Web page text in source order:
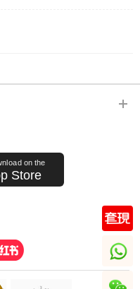
on the
Store
whatsapp